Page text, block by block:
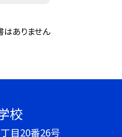
ありません
校
目20番26号